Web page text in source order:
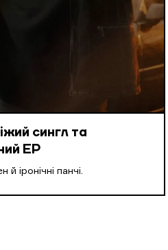
сингл та
EP
іронічні панчі.